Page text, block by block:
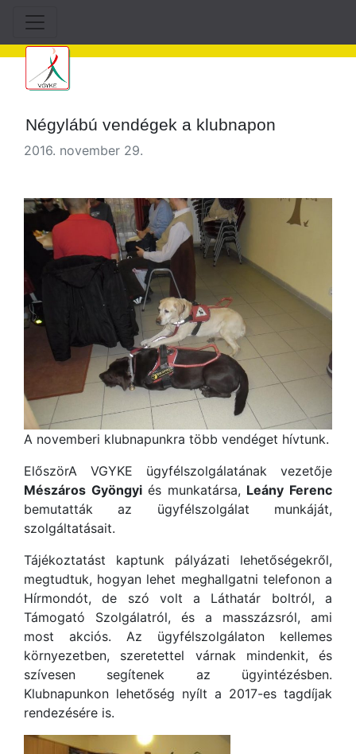
Négylábú vendégek a klubnapon
2016. november 29.
A novemberi klubnapunkra több vendéget hívtunk.
ElőszörA VGYKE ügyfélszolgálatának vezetője
Mészáros Gyöngyiés munkatársa, Leány Ferenc
bemutatták az ügyfélszolgálat munkáját,
szolgáltatásait.
Tájékoztatást kaptunk pályázati lehetőségekről,
megtudtuk, hogyan lehet meghallgatni telefonon a
Hírmondót, de szó volt a Láthatár boltról, a
Támogató Szolgálatról, és a masszázsról, ami
most akciós. Az ügyfélszolgálaton kellemes
környezetben, szeretettel várnak mindenkit, és
szívesen segítenek az ügyintézésben.
Klubnapunkon lehetőség nyílt a 2017-es tagdíjak
rendezésére is.